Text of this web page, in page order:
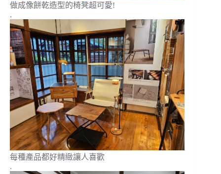
做成像餅乾造型的椅凳超可愛!
.
每種產品都好精緻讓人喜歡
.